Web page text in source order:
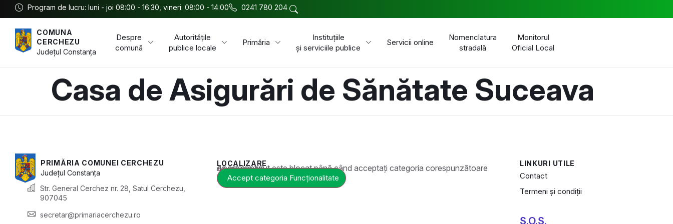
Program de lucru: luni - joi 08:00 - 16:30, vineri: 08:00 - 14:00 0241 780 204
COMUNA
CERCHEZU
JudețulConstanța
Despre
comună
Autoritățile
publice locale
Primăria
Instituțiile
și serviciile publice
Servicii online
Nomenclatura
stradală
Monitorul
Oficial Local
Casa de Asigurări de Sănătate Suceava
PRIMĂRIA COMUNEI CERCHEZU
JudețulConstanța
Str. General Cerchez nr. 28, Satul Cerchezu,
907045
secretar@primariacerchezu.ro
LOCALIZARE
Acest conținut este blocat până când acceptați categoria corespunzătoare de cookie-uri.
Accept categoria Funcționalitate
LINKURI UTILE
Contact
Termeni și condiții
S.O.S.